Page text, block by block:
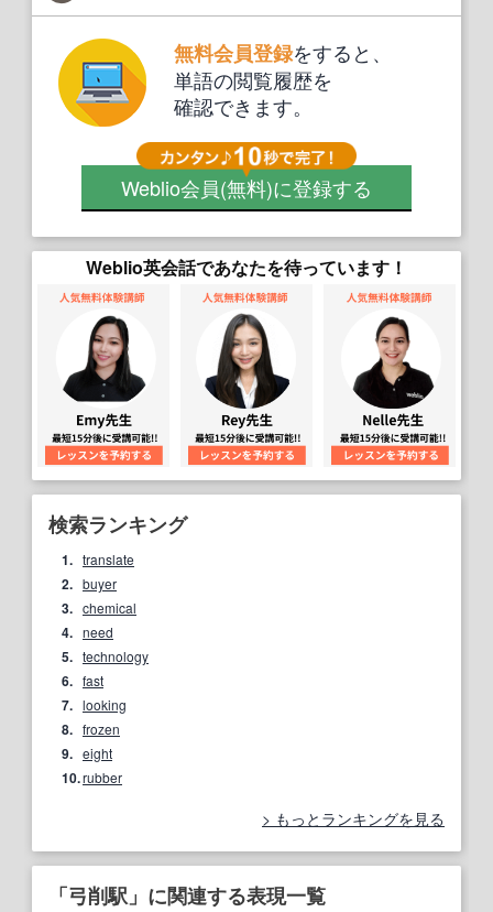
無料会員登録をすると、
単語の閲覧履歴を
確認できます。
Weblio会員(無料)に登録する
Weblio英会話であなたを待っています！
検索ランキング
1. translate
2. buyer
3. chemical
4. need
5. technology
6. fast
7. looking
8. frozen
9. eight
10.rubber
もっとランキングを見る
「弓削駅」に関連する表現一覧